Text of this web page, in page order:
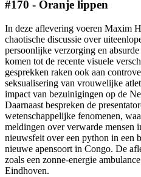
#170 - Oranje lippen
In deze aflevering voeren Maxim
chaotische discussie over
persoonlijke verzorging en
komen tot de recente visuele
gesprekken raken ook aan
seksualisering van vrouwelijke
impact van bezuinigingen op de
Daarnaast bespreken de
wetenschappelijke fenomenen,
meldingen over verwarde mensen
nieuwsfeit over een python in een
nieuwe apensoort in Congo. De
zoals een zonne-energie
Eindhoven.